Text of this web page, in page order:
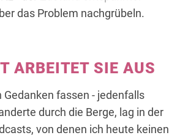
das Problem nachgrübeln.
ARBEITET SIE AUS
fassen - jedenfalls
durch die Berge, lag in der
von denen ich heute keinen